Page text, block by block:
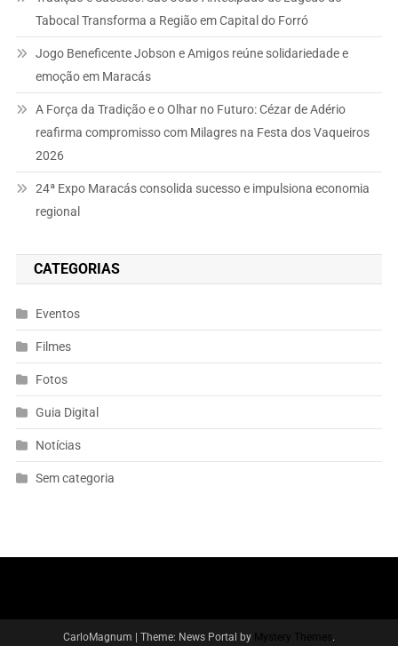
Tabocal Transforma a Região em Capital do Forró
Jogo Beneficente Jobson e Amigos reúne solidariedade e
emoção em Maracás
A Força da Tradição e o Olhar no Futuro: Cézar de Adério
reafirma compromisso com Milagres na Festa dos Vaqueiros
2026
24ª Expo Maracás consolida sucesso e impulsiona economia
regional
CATEGORIAS
Eventos
Filmes
Fotos
Guia Digital
Notícias
Sem categoria
CarloMagnum | Theme: News Portal by Mystery Themes .